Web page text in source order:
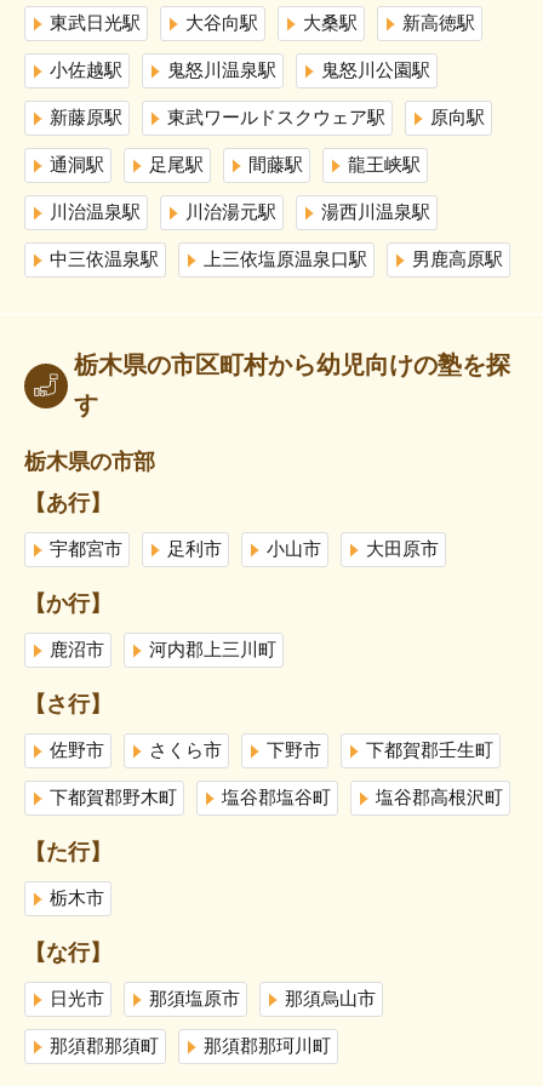
東武日光駅 大谷向駅 大桑駅 新高徳駅
小佐越駅 鬼怒川温泉駅 鬼怒川公園駅
新藤原駅 東武ワールドスクウェア駅 原向駅
通洞駅 足尾駅 間藤駅 龍王峡駅
川治温泉駅 川治湯元駅 湯西川温泉駅
中三依温泉駅 上三依塩原温泉口駅 男鹿高原駅
栃木県の市区町村から幼児向けの塾を探
す
栃木県の市部
【あ行】
宇都宮市 足利市 小山市 大田原市
【か行】
鹿沼市 河内郡上三川町
【さ行】
佐野市 さくら市 下野市 下都賀郡壬生町
下都賀郡野木町 塩谷郡塩谷町 塩谷郡高根沢町
【た行】
栃木市
【な行】
日光市 那須塩原市 那須烏山市
那須郡那須町 那須郡那珂川町